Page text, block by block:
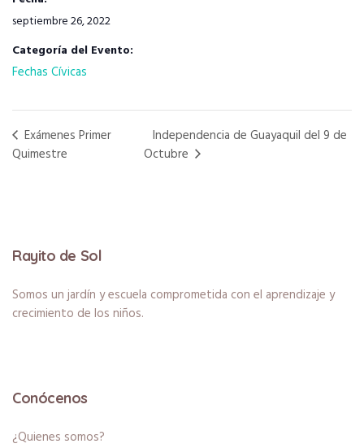
septiembre 26, 2022
Categoría del Evento:
Fechas Cívicas
Exámenes Primer
Quimestre
Independencia de Guayaquil del 9 de
Octubre
Rayito de Sol
Somos un jardín y escuela comprometida con el aprendizaje y
crecimiento de los niños.
Conócenos
¿Quienes somos?